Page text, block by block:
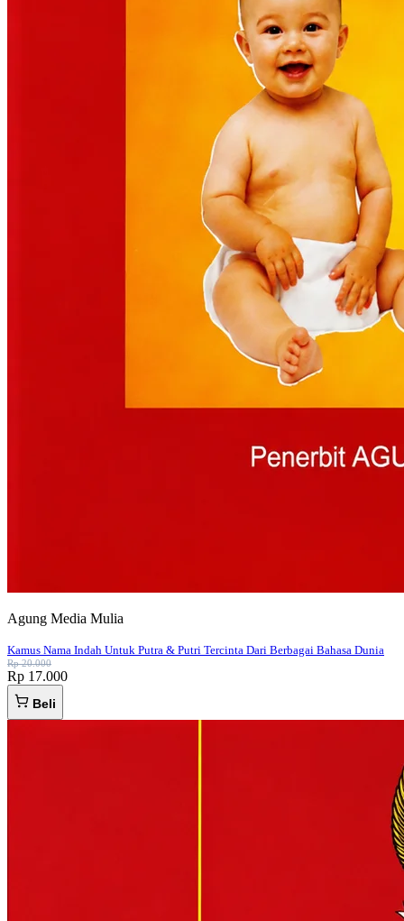
Agung Media Mulia
Kamus Nama Indah Untuk Putra & Putri Tercinta Dari Berbagai Bahasa Dunia
Rp 20.000
Rp 17.000
Beli